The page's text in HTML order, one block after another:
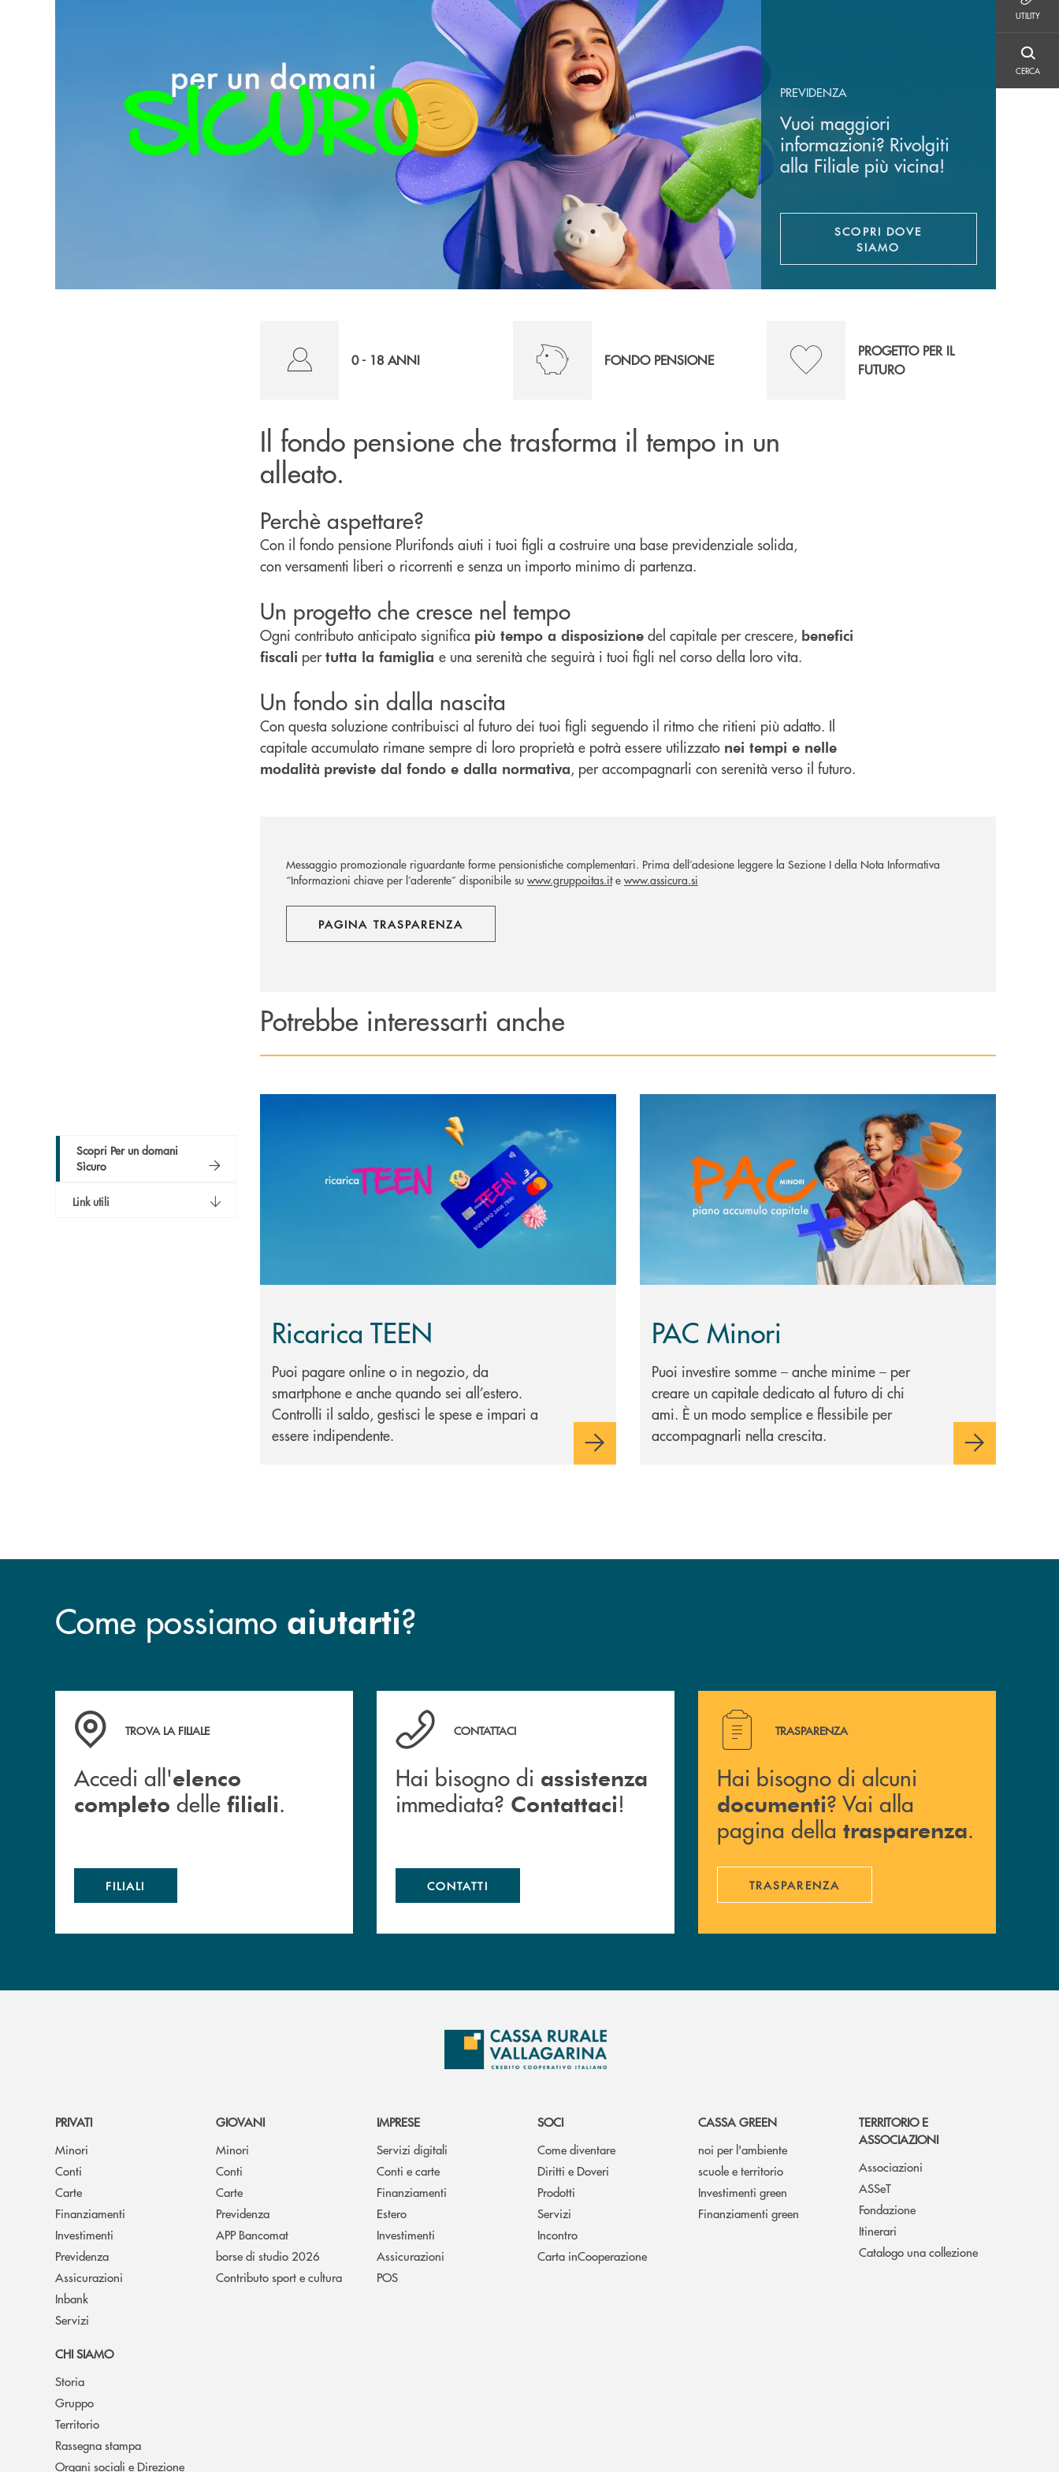
UTILITY
CERCA
PREVIDENZA
Vuoi maggiori
informazioni? Rivolgiti
alla Filiale più vicina!
SCOPRI DOVE
SIAMO
Scopri Per un domani
Sìcuro
Link utili
0 - 18 ANNI FONDO PENSIONE
PROGETTO PER IL
FUTURO
Il fondo pensione che trasforma il tempo in un
alleato.
Perchè aspettare?
Con il fondo pensione Plurifonds aiuti i tuoi figli a costruire una base previdenziale solida,
con versamenti liberi o ricorrenti e senza un importo minimo di partenza.
Un progetto che cresce nel tempo
Ogni contributo anticipato significa più tempo a disposizione del capitale per crescere, benefici
fiscali pertutta la famiglia e una serenità che seguirà i tuoi figli nel corso della loro vita.
Un fondo sin dalla nascita
Con questa soluzione contribuisci al futuro dei tuoi figli seguendo il ritmo che ritieni più adatto. Il
capitale accumulato rimane sempre di loro proprietà e potrà essere utilizzato nei tempi e nelle
modalità previste dal fondo e dalla normativa, per accompagnarli con serenità verso il futuro.
Messaggio promozionale riguardante forme pensionistiche complementari. Prima dell’adesione leggere la Sezione I della Nota Informativa
“Informazioni chiave per l’aderente” disponibile su www.gruppoitas.ite www.assicura.si
PAGINA TRASPARENZA
Potrebbe interessarti anche
Ricarica TEEN
Puoi pagare online o in negozio, da
smartphone e anche quando sei all’estero.
Controlli il saldo, gestisci le spese e impari a
essere indipendente.
PAC Minori
Puoi investire somme – anche minime – per
creare un capitale dedicato al futuro di chi
ami. È un modo semplice e flessibile per
accompagnarli nella crescita.
Come possiamo aiutarti?
Accedi all' elenco completo delle filiali .
TROVA LA FILIALE
Accedi all'elenco
completo delle filiali.
FILIALI
Hai bisogno di assistenza immediata? Contattaci !
CONTATTACI
Hai bisogno di assistenza
immediata? Contattaci!
CONTATTI
Hai bisogno di alcuni documenti ? Vai alla pagina della
TRASPARENZA
Hai bisogno di alcuni
documenti? Vai alla
pagina della trasparenza.
TRASPARENZA
PRIVATI
Minori
Conti
Carte
Finanziamenti
Investimenti
Previdenza
Assicurazioni
Inbank
Servizi
GIOVANI
Minori
Conti
Carte
Previdenza
APP Bancomat
borse di studio 2026
Contributo sport e cultura
IMPRESE
Servizi digitali
Conti e carte
Finanziamenti
Estero
Investimenti
Assicurazioni
POS
SOCI
Come diventare
Diritti e Doveri
Prodotti
Servizi
Incontro
Carta inCooperazione
CASSA GREEN
noi per l'ambiente
scuole e territorio
Investimenti green
Finanziamenti green
TERRITORIO E
ASSOCIAZIONI
Associazioni
ASSeT
Fondazione
Itinerari
Catalogo una collezione
CHI SIAMO
Storia
Gruppo
Territorio
Rassegna stampa
Organi sociali e Direzione